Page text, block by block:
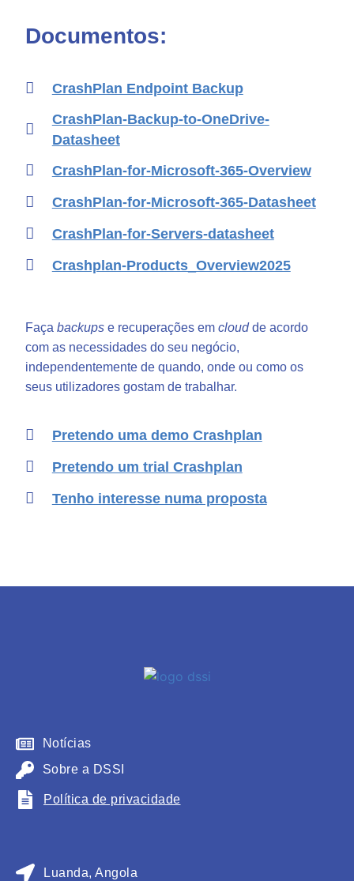
Documentos:
CrashPlan Endpoint Backup
CrashPlan-Backup-to-OneDrive-
Datasheet
CrashPlan-for-Microsoft-365-Overview
CrashPlan-for-Microsoft-365-Datasheet
CrashPlan-for-Servers-datasheet
Crashplan-Products_Overview2025
Faça backups e recuperações em cloudde acordo
com as necessidades do seu negócio,
independentemente de quando, onde ou como os
seus utilizadores gostam de trabalhar.
Pretendo uma demo Crashplan
Pretendo um trial Crashplan
Tenho interesse numa proposta
Notícias
Sobre a DSSI
Política de privacidade
Luanda, Angola